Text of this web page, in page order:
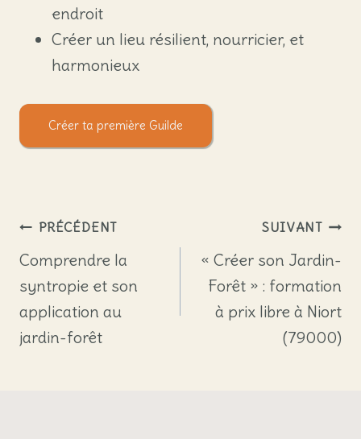
endroit
Créer un lieu résilient, nourricier, et
harmonieux
Créer ta première Guilde
Navigation
de
l’article
PRÉCÉDENT
Comprendre la
syntropie et son
application au
jardin-forêt
SUIVANT
« Créer son Jardin-
Forêt » : formation
à prix libre à Niort
(79000)